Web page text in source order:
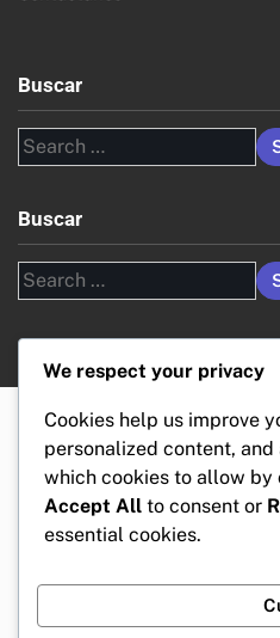
Buscar
Search
for:
Buscar
Search
for:
We respect your privacy
Cookies help us improve
personalized content,
which cookies to allow by
Accept All to consent or
essential cookies.